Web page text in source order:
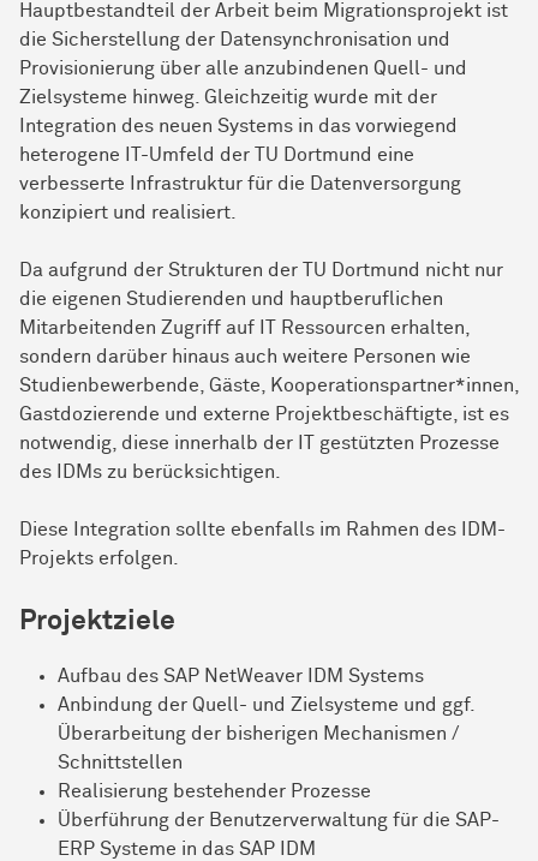
Hauptbestandteil der Arbeit beim Migrationsprojekt ist
die Sicherstellung der Datensynchronisation und
Provisionierung über alle anzubindenen Quell- und
Zielsysteme hinweg. Gleichzeitig wurde mit der
Integration des neuen Systems in das vorwiegend
heterogene IT-Umfeld der TU Dortmund eine
verbesserte Infrastruktur für die Datenversorgung
konzipiert und realisiert.
Da aufgrund der Strukturen der TU Dortmund nicht nur
die eigenen Studierenden und hauptberuflichen
Mitarbeitenden Zugriff auf IT Ressourcen erhalten,
sondern darüber hinaus auch weitere Personen wie
Studienbewerbende, Gäste, Kooperationspartner*innen,
Gastdozierende und externe Projektbeschäftigte, ist es
notwendig, diese innerhalb der IT gestützten Prozesse
des IDMs zu berücksichtigen.
Diese Integration sollte ebenfalls im Rahmen des IDM-
Projekts erfolgen.
Projektziele
Aufbau des SAP NetWeaver IDM Systems
Anbindung der Quell- und Zielsysteme und ggf.
Überarbeitung der bisherigen Mechanismen /
Schnittstellen
Realisierung bestehender Prozesse
Überführung der Benutzerverwaltung für die SAP-
ERP Systeme in das SAP IDM